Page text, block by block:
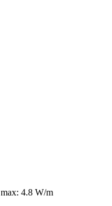
4.8 W/m